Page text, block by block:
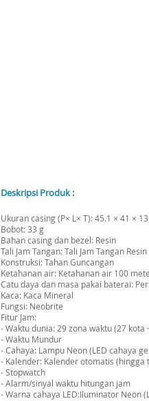
Deskripsi Produk :
Ukuran casing (P× L× T): 45.1 × 41 ×
Bobot: 33 g
Bahan casing dan bezel: Resin
Tali Jam Tangan: Tali Jam Tangan Resin
Konstruksi: Tahan Guncangan
Ketahanan air: Ketahanan air 100
Catu daya dan masa pakai baterai:
Kaca: Kaca Mineral
Fungsi: Neobrite
Fitur Jam:
- Waktu dunia: 29 zona waktu (27
- Waktu Mundur
- Cahaya: Lampu Neon (LED cahaya
- Kalender: Kalender otomatis (hingga
- Stopwatch
- Alarm/sinyal waktu hitungan jam
- Warna cahaya LED:Iluminator Neon